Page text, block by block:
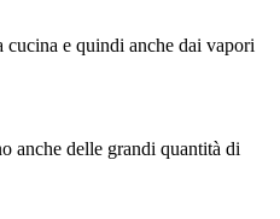
cucina e quindi anche dai vapori
anche delle grandi quantità di